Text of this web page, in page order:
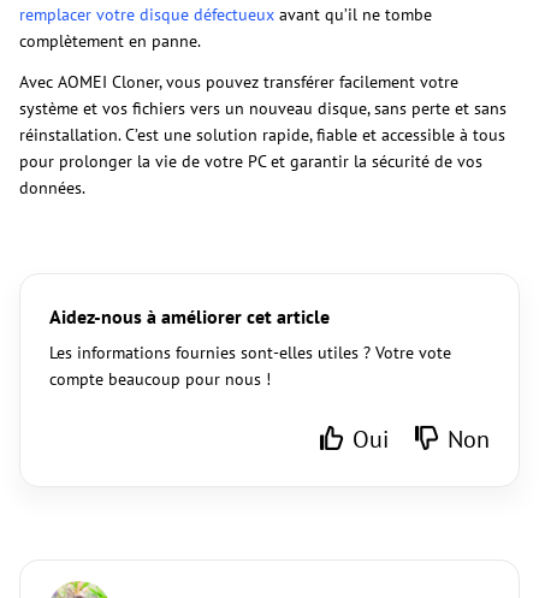
remplacer votre disque défectueux avant qu’il ne tombe
complètement en panne.
Avec AOMEI Cloner, vous pouvez transférer facilement votre
système et vos fichiers vers un nouveau disque, sans perte et sans
réinstallation. C’est une solution rapide, fiable et accessible à tous
pour prolonger la vie de votre PC et garantir la sécurité de vos
données.
Aidez-nous à améliorer cet article
Les informations fournies sont-elles utiles ? Votre vote
compte beaucoup pour nous !
Oui Non